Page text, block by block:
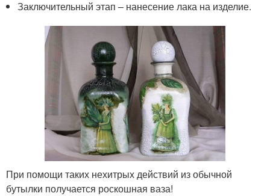
Заключительный этап – нанесение лака на изделие.
При помощи таких нехитрых действий из обычной
бутылки получается роскошная ваза!